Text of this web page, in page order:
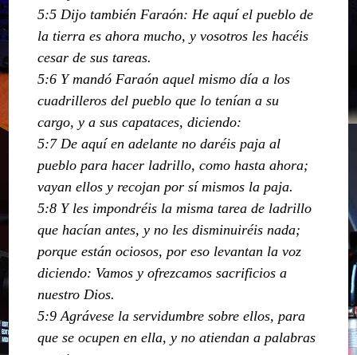
5:5 Dijo también Faraón: He aquí el pueblo de
la tierra es ahora mucho, y vosotros les hacéis
cesar de sus tareas.
5:6 Y mandó Faraón aquel mismo día a los
cuadrilleros del pueblo que lo tenían a su
cargo, y a sus capataces, diciendo:
5:7 De aquí en adelante no daréis paja al
pueblo para hacer ladrillo, como hasta ahora;
vayan ellos y recojan por sí mismos la paja.
5:8 Y les impondréis la misma tarea de ladrillo
que hacían antes, y no les disminuiréis nada;
porque están ociosos, por eso levantan la voz
diciendo: Vamos y ofrezcamos sacrificios a
nuestro Dios.
5:9 Agrávese la servidumbre sobre ellos, para
que se ocupen en ella, y no atiendan a palabras